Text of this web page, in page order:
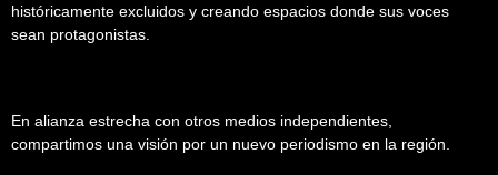
históricamente excluidos y creando espacios donde sus voces
sean protagonistas.
En alianza estrecha con otros medios independientes,
compartimos una visión por un nuevo periodismo en la región.